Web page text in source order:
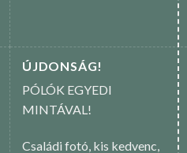
ÚJDONSÁG!
PÓLÓK EGYEDI
MINTÁVAL!
Családi fotó, kis kedvenc,